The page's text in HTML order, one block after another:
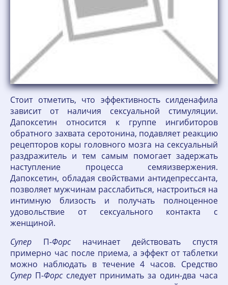
Стоит отметить, что эффективность силденафила
зависит от наличия сексуальной стимуляции.
Дапоксетин относится к группе ингибиторов
обратного захвата серотонина, подавляет реакцию
рецепторов коры головного мозга на сексуальный
раздражитель и тем самым помогает задержать
наступление процесса семяизвержения.
Дапоксетин, обладая свойствами антидепрессанта,
позволяет мужчинам расслабиться, настроиться на
интимную близость и получать полноценное
удовольствие от сексуального контакта с
женщиной.
Супер П-Форсначинает действовать спустя
примерно час после приема, а эффект от таблетки
можно наблюдать в течение 4 часов. Средство
Супер П-Форсследует принимать за один-два часа